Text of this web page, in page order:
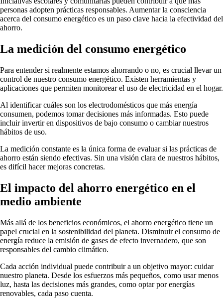
personas adopten prácticas responsables. Aumentar la consciencia
acerca del consumo energético es un paso clave hacia la efectividad del
ahorro.
La medición del consumo energético
Para entender si realmente estamos ahorrando o no, es crucial llevar un
control de nuestro consumo energético. Existen herramientas y
aplicaciones que permiten monitorear el uso de electricidad en el hogar.
Al identificar cuáles son los electrodomésticos que más energía
consumen, podemos tomar decisiones más informadas. Esto puede
incluir invertir en dispositivos de bajo consumo o cambiar nuestros
hábitos de uso.
La medición constante es la única forma de evaluar si las prácticas de
ahorro están siendo efectivas. Sin una visión clara de nuestros hábitos,
es difícil hacer mejoras concretas.
El impacto del ahorro energético en el
medio ambiente
Más allá de los beneficios económicos, el ahorro energético tiene un
papel crucial en la sostenibilidad del planeta. Disminuir el consumo de
energía reduce la emisión de gases de efecto invernadero, que son
responsables del cambio climático.
Cada acción individual puede contribuir a un objetivo mayor: cuidar
nuestro planeta. Desde los esfuerzos más pequeños, como usar menos
luz, hasta las decisiones más grandes, como optar por energías
renovables, cada paso cuenta.